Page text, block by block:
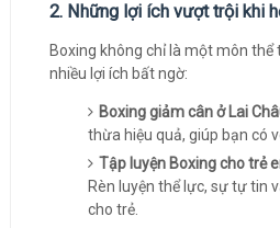
2. Những lợi ích vượt trội khi
Boxing không chỉ là một môn
nhiều lợi ích bất ngờ:
Boxing giảm cân ở Lai
thừa hiệu quả, giúp bạn có
Tập luyện Boxing cho trẻ
Rèn luyện thể lực, sự tự tin
cho trẻ.